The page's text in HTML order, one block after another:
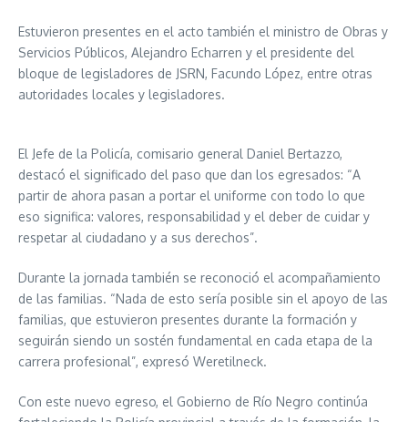
Estuvieron presentes en el acto también el ministro de Obras y
Servicios Públicos, Alejandro Echarren y el presidente del
bloque de legisladores de JSRN, Facundo López, entre otras
autoridades locales y legisladores.
El Jefe de la Policía, comisario general Daniel Bertazzo,
destacó el significado del paso que dan los egresados: “A
partir de ahora pasan a portar el uniforme con todo lo que
eso significa: valores, responsabilidad y el deber de cuidar y
respetar al ciudadano y a sus derechos”.
Durante la jornada también se reconoció el acompañamiento
de las familias. “Nada de esto sería posible sin el apoyo de las
familias, que estuvieron presentes durante la formación y
seguirán siendo un sostén fundamental en cada etapa de la
carrera profesional”, expresó Weretilneck.
Con este nuevo egreso, el Gobierno de Río Negro continúa